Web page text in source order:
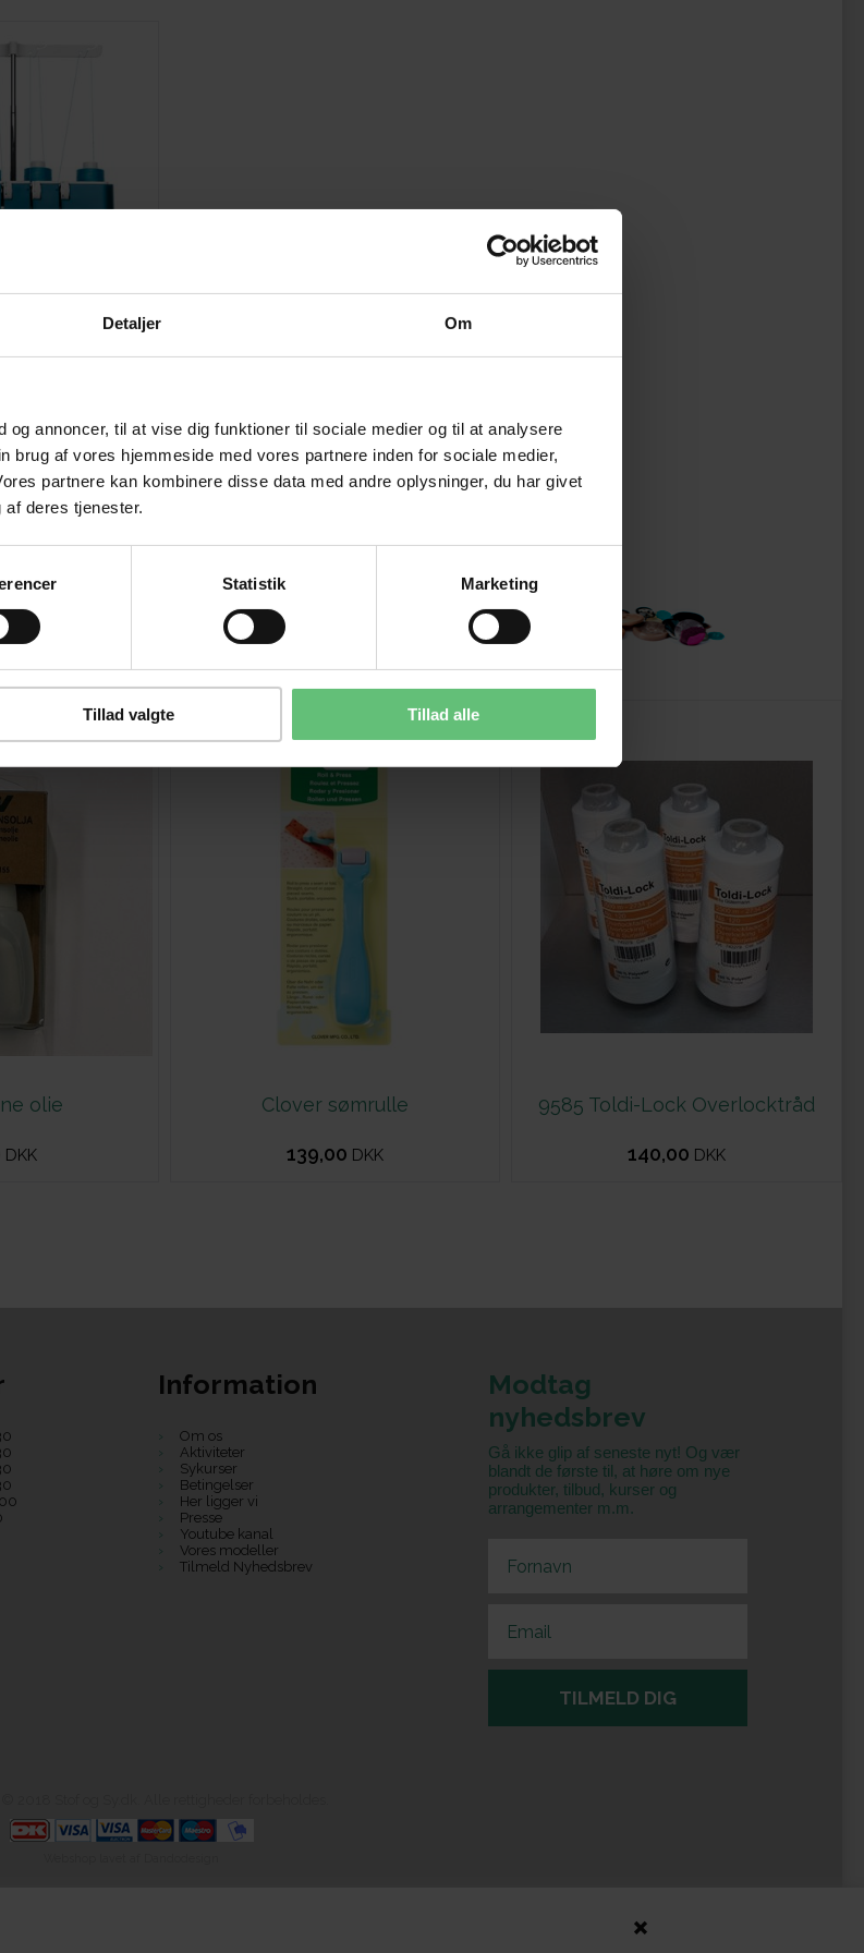
Detaljer Om
annoncer, til at vise dig funktioner til sociale medier og til at analysere
brug af vores hjemmeside med vores partnere inden for sociale medier,
partnere kan kombinere disse data med andre oplysninger, du har givet
deres tjenester.
Statistik Marketing
Tillad valgte Tillad alle
overlocker fra
DKK
Kunder købte også
olie
DKK
Clover sømrulle
139,00 DKK
9585 Toldi-Lock Overlocktråd
140,00 DKK
Information
Om os
Aktiviteter
Sykurser
Betingelser
Her ligger vi
Presse
Youtube kanal
Vores modeller
Tilmeld Nyhedsbrev
Modtag
nyhedsbrev
Gå ikke glip af seneste nyt! Og vær
blandt de første til, at høre om nye
produkter, tilbud, kurser og
arrangementer m.m.
TILMELD DIG